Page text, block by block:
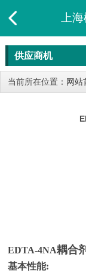
上
供应商机
当前所在位置： 网站
EDTA-4NA耦合
基本性能: